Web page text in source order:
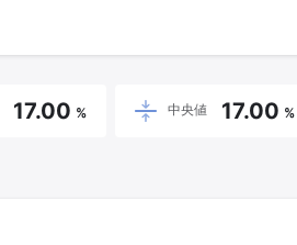
17.00 % 中央値 17.00 %